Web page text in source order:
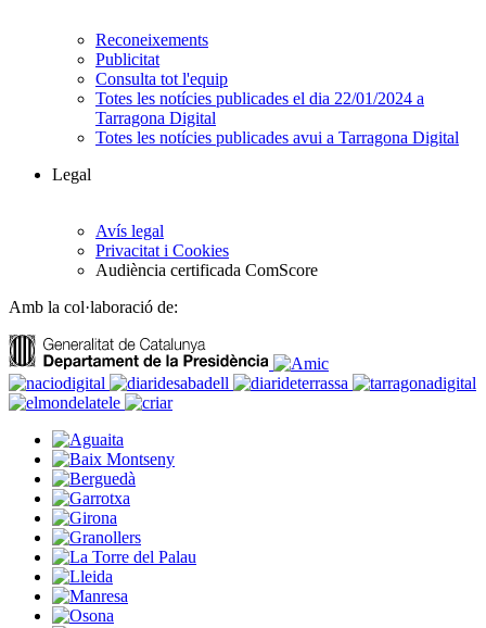
Reconeixements
Publicitat
Consulta tot l'equip
Totes les notícies publicades el dia 22/01/2024 a
Tarragona Digital
Totes les notícies publicades avui a Tarragona Digital
Legal
Avís legal
Privacitat i Cookies
Audiència certificada ComScore
Amb la col·laboració de: